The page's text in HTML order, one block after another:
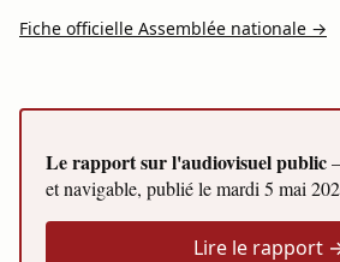
Fiche officielle Assemblée nationale →
Le rapport sur l'audiovisuel public
et navigable, publié lemardi 5 mai
Lire le rapport